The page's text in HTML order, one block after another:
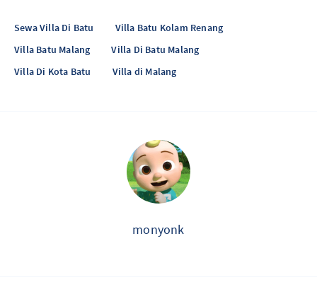
Sewa Villa Di Batu
Villa Batu Kolam Renang
Villa Batu Malang
Villa Di Batu Malang
Villa Di Kota Batu
Villa di Malang
monyonk